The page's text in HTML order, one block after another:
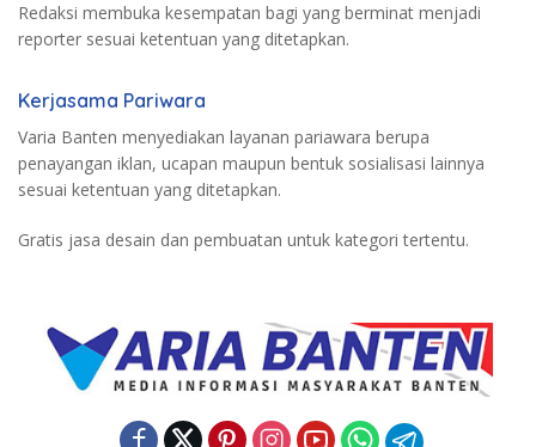
Redaksi membuka kesempatan bagi yang berminat menjadi
reporter sesuai ketentuan yang ditetapkan.
Kerjasama Pariwara
Varia Banten menyediakan layanan pariawara berupa
penayangan iklan, ucapan maupun bentuk sosialisasi lainnya
sesuai ketentuan yang ditetapkan.
Gratis jasa desain dan pembuatan untuk kategori tertentu.